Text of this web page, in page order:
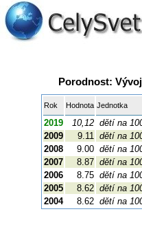
Porodnost:
Rok Hodnota Jednotka
2019 10,12 dětí na
2009
9.11 dětí na
2008
9.00 dětí na
2007
8.87 dětí na
2006
8.75 dětí na
2005
8.62 dětí na
2004
8.62 dětí na